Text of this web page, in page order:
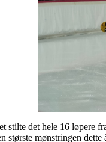
stilte det hele 16 løpere
største mønstringen dette